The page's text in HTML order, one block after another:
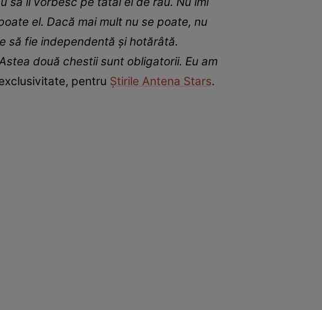
el. Dacă mai mult nu se poate, nu
să fie independentă și hotărâtă.
două chestii sunt obligatorii. Eu am
pentru Știrile Antena Stars.